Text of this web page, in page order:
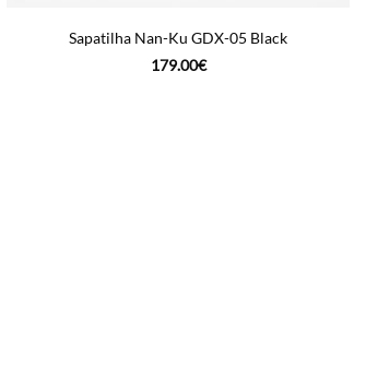
Sapatilha Nan-Ku GDX-05 Black
179.00€